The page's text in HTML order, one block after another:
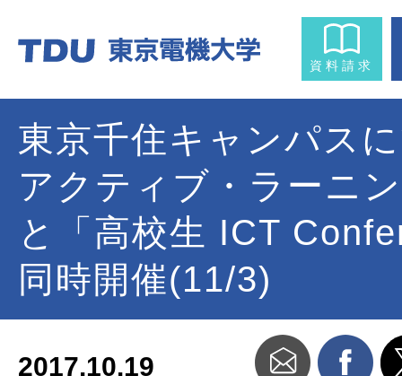
資料請求
東京千住キャンパス
アクティブ・ラーニ
と「高校生 ICT
同時開催(11/3)
2017.10.19